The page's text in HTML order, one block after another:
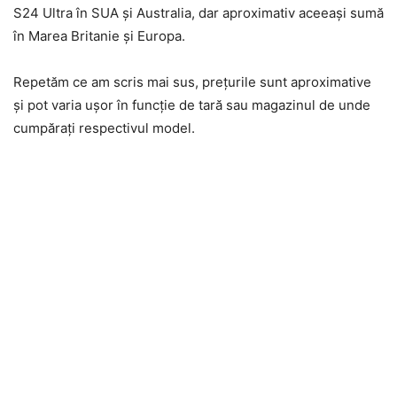
S24 Ultra în SUA și Australia, dar aproximativ aceeași sumă
în Marea Britanie și Europa.
Repetăm ce am scris mai sus, prețurile sunt aproximative
și pot varia ușor în funcție de tară sau magazinul de unde
cumpărați respectivul model.